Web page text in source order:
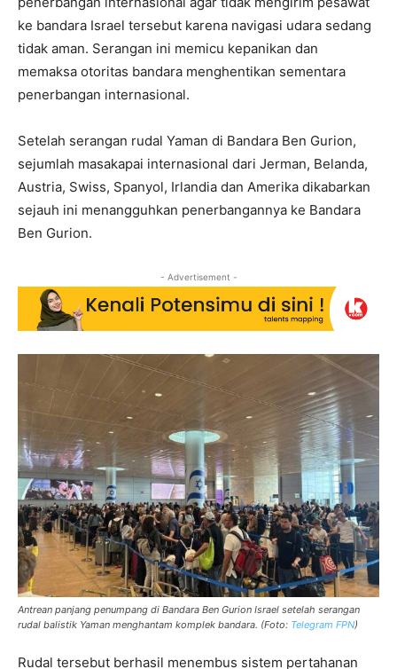
ke bandara Israel tersebut karena navigasi udara sedang
tidak aman. Serangan ini memicu kepanikan dan
memaksa otoritas bandara menghentikan sementara
penerbangan internasional.
Setelah serangan rudal Yaman di Bandara Ben Gurion,
sejumlah masakapai internasional dari Jerman, Belanda,
Austria, Swiss, Spanyol, Irlandia dan Amerika dikabarkan
sejauh ini menangguhkan penerbangannya ke Bandara
Ben Gurion.
- Advertisement -
Antrean panjang penumpang di Bandara Ben Gurion Israel setelah serangan
rudal balistik Yaman menghantam komplek bandara. (Foto: Telegram FPN)
Rudal tersebut berhasil menembus sistem pertahanan